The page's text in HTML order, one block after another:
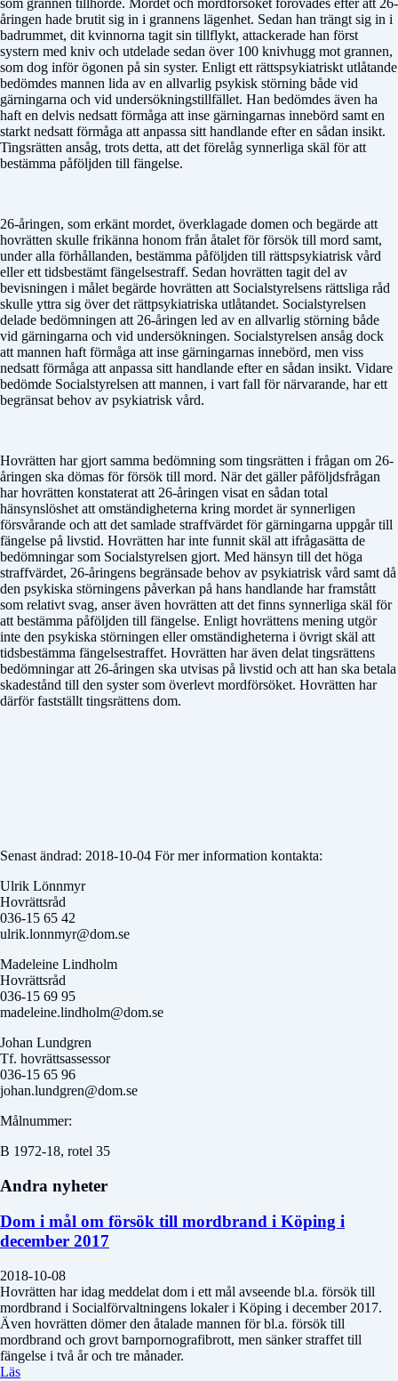
åringen hade brutit sig in i grannens lägenhet. Sedan han trängt sig in i
badrummet, dit kvinnorna tagit sin tillflykt, attackerade han först
systern med kniv och utdelade sedan över 100 knivhugg mot grannen,
som dog inför ögonen på sin syster. Enligt ett rättspsykiatriskt utlåtande
bedömdes mannen lida av en allvarlig psykisk störning både vid
gärningarna och vid undersökningstillfället. Han bedömdes även ha
haft en delvis nedsatt förmåga att inse gärningarnas innebörd samt en
starkt nedsatt förmåga att anpassa sitt handlande efter en sådan insikt.
Tingsrätten ansåg, trots detta, att det förelåg synnerliga skäl för att
bestämma påföljden till fängelse.
26-åringen, som erkänt mordet, överklagade domen och begärde att
hovrätten skulle frikänna honom från åtalet för försök till mord samt,
under alla förhållanden, bestämma påföljden till rättspsykiatrisk vård
eller ett tidsbestämt fängelsestraff. Sedan hovrätten tagit del av
bevisningen i målet begärde hovrätten att Socialstyrelsens rättsliga råd
skulle yttra sig över det rättpsykiatriska utlåtandet. Socialstyrelsen
delade bedömningen att 26-åringen led av en allvarlig störning både
vid gärningarna och vid undersökningen. Socialstyrelsen ansåg dock
att mannen haft förmåga att inse gärningarnas innebörd, men viss
nedsatt förmåga att anpassa sitt handlande efter en sådan insikt. Vidare
bedömde Socialstyrelsen att mannen, i vart fall för närvarande, har ett
begränsat behov av psykiatrisk vård.
Hovrätten har gjort samma bedömning som tingsrätten i frågan om 26-
åringen ska dömas för försök till mord. När det gäller påföljdsfrågan
har hovrätten konstaterat att 26-åringen visat en sådan total
hänsynslöshet att omständigheterna kring mordet är synnerligen
försvårande och att det samlade straffvärdet för gärningarna uppgår till
fängelse på livstid. Hovrätten har inte funnit skäl att ifrågasätta de
bedömningar som Socialstyrelsen gjort. Med hänsyn till det höga
straffvärdet, 26-åringens begränsade behov av psykiatrisk vård samt då
den psykiska störningens påverkan på hans handlande har framstått
som relativt svag, anser även hovrätten att det finns synnerliga skäl för
att bestämma påföljden till fängelse. Enligt hovrättens mening utgör
inte den psykiska störningen eller omständigheterna i övrigt skäl att
tidsbestämma fängelsestraffet. Hovrätten har även delat tingsrättens
bedömningar att 26-åringen ska utvisas på livstid och att han ska betala
skadestånd till den syster som överlevt mordförsöket. Hovrätten har
därför fastställt tingsrättens dom.
Senast ändrad: 2018-10-04 För mer information kontakta:
Ulrik Lönnmyr
Hovrättsråd
036-15 65 42
ulrik.lonnmyr@dom.se
Madeleine Lindholm
Hovrättsråd
036-15 69 95
madeleine.lindholm@dom.se
Johan Lundgren
Tf. hovrättsassessor
036-15 65 96
johan.lundgren@dom.se
Målnummer:
B 1972-18, rotel 35
Andra nyheter
Dom i mål om försök till mordbrand i Köping i
december 2017
2018-10-08
Hovrätten har idag meddelat dom i ett mål avseende bl.a. försök till
mordbrand i Socialförvaltningens lokaler i Köping i december 2017.
Även hovrätten dömer den åtalade mannen för bl.a. försök till
mordbrand och grovt barnpornografibrott, men sänker straffet till
fängelse i två år och tre månader.
Läs